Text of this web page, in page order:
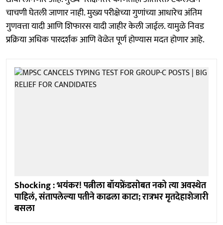
चाचणी घेतली जाणार नाही. मुख्य परीक्षेच्या गुणांच्या आधारेच अंतिम
गुणवत्ता यादी आणि शिफारस यादी जाहीर केली जाईल. यामुळे निवड
प्रक्रिया अधिक पारदर्शक आणि वेळेत पूर्ण होण्यास मदत होणार आहे.
Shocking : भयंकर! पत्नीला बॉयफ्रेंडसोबत नको त्या अवस्थेत
पाहिलं, संतापलेल्या पतीने काढला काटा; रात्रभर मृतदेहाशेजारी
बसला